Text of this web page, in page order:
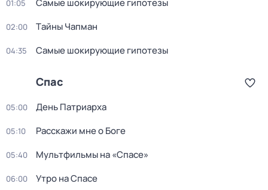
01:05 Самые шoкиpующие гипотезы
02:00 Тaйны Чапман
04:35 Самые шoкиpующие гипотезы
Спас
05:00 День Патриарха
05:10 Расскажи мне о Боге
05:40 Мультфильмы на «Спасе»
06:00 Утро на Спасе